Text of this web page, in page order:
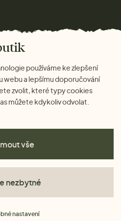
používáme ke zlepšení
webu a lepšímu doporučování
zvolit, které typy cookies
můžete kdykoliv odvolat.
vše
nezbytné
nastavení